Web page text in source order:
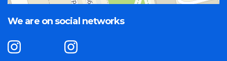
We are on social networks